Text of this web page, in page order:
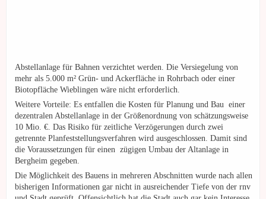
Abstellanlage für Bahnen verzichtet werden. Die Versiegelung von
mehr als 5.000 m² Grün- und Ackerfläche in Rohrbach oder einer
Biotopfläche Wieblingen wäre nicht erforderlich.
Weitere Vorteile: Es entfallen die Kosten für Planung und Bau einer
dezentralen Abstellanlage in der Größenordnung von schätzungsweise
10 Mio. €. Das Risiko für zeitliche Verzögerungen durch zwei
getrennte Planfeststellungsverfahren wird ausgeschlossen. Damit sind
die Voraussetzungen für einen zügigen Umbau der Altanlage in
Bergheim gegeben.
Die Möglichkeit des Bauens in mehreren Abschnitten wurde nach allen
bisherigen Informationen gar nicht in ausreichender Tiefe von der rnv